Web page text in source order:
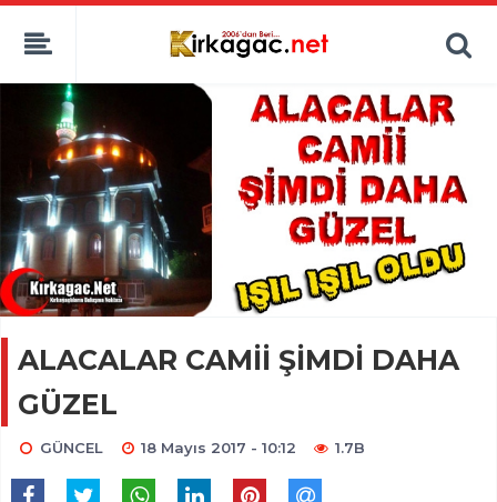
ALACALAR CAMİİ ŞİMDİ DAHA
GÜZEL
GÜNCEL 18 Mayıs 2017 - 10:12 1.7B